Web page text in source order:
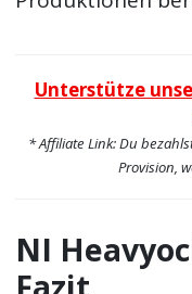
Unterstütze
* Affiliate Link: Du
Provision,
NI